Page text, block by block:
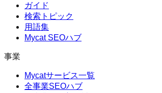
ガイド
検索トピック
用語集
Mycat SEOハブ
事業
Mycatサービス一覧
全事業SEOハブ